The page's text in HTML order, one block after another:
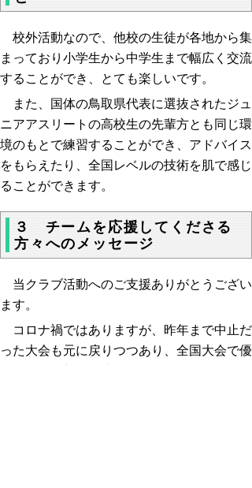
校外活動なので、他校の生徒が各地から集
まっており小学生から中学生まで幅広く交流
することができ、とても楽しいです。
また、国体の鳥取県代表に選抜されたジュ
ニアアスリートの高校生の先輩方とも同じ環
境のもとで練習することができ、アドバイス
をもらえたり、全国レベルの技術を肌で感じ
ることができます。
３ チームを応援してくださる
方々へのメッセージ
当クラブ活動へのご支援ありがとうござい
ます。
コロナ禍ではありますが、昨年まで中止だ
った大会も元に戻りつつあり、全国大会で優